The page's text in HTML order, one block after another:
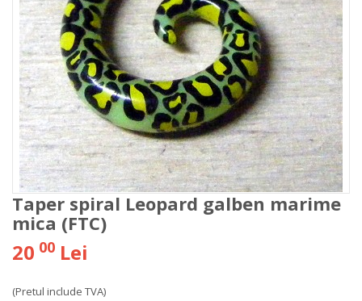
Taper spiral Leopard galben marime
mica (FTC)
20 00 Lei
(Pretul include TVA)